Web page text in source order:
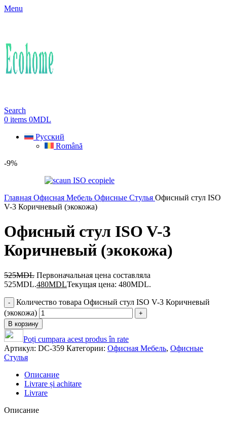
Menu
Search
0 items 0MDL
Русский
Română
-9%
Главная Офисная Мебель Офисные Стулья Офисный стул ISO
V-3 Коричневый (экокожа)
Офисный стул ISO V-3
Коричневый (экокожа)
525MDL Первоначальная цена составляла
525MDL.480MDLТекущая цена: 480MDL.
Количество товара Офисный стул ISO V-3 Коричневый
(экокожа)
В корзину
Poți cumpara acest produs în rate
Артикул: DC-359 Категории: Офисная Мебель, Офисные
Стулья
Описание
Livrare și achitare
Livrare
Описание